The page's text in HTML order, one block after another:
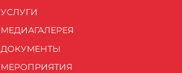
УСЛУГИ
МЕДИАГАЛЕРЕЯ
ДОКУМЕНТЫ
МЕРОПРИЯТИЯ